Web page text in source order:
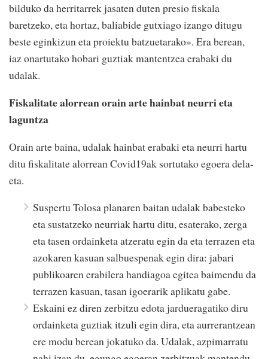
bilduko da herritarrek jasaten duten presio fiskala
baretzeko, eta hortaz, baliabide gutxiago izango ditugu
beste eginkizun eta proiektu batzuetarako». Era berean,
iaz onartutako hobari guztiak mantentzea erabaki du
udalak.
Fiskalitate alorrean orain arte hainbat neurri eta
laguntza
Orain arte baina, udalak hainbat erabaki eta neurri hartu
ditu fiskalitate alorrean Covid19ak sortutako egoera dela-
eta.
Suspertu Tolosa planaren baitan udalak babesteko
eta sustatzeko neurriak hartu ditu, esaterako, zerga
eta tasen ordainketa atzeratu egin da eta terrazen eta
azokaren kasuan salbuespenak egin dira: jabari
publikoaren erabilera handiagoa egitea baimendu da
terrazen kasuan, tasan igoerarik aplikatu gabe.
Eskaini ez diren zerbitzu edota jardueragatiko diru
ordainketa guztiak itzuli egin dira, eta aurrerantzean
ere modu berean jokatuko da. Udalak, azpimarratu